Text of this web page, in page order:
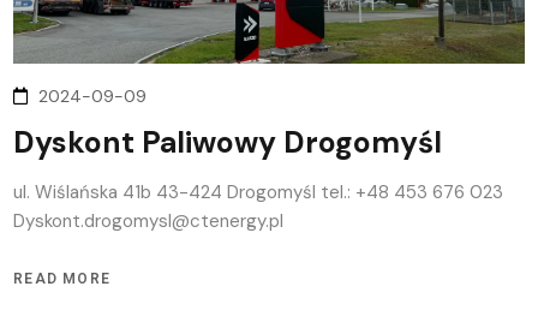
2024-09-09
Dyskont Paliwowy Drogomyśl
ul. Wiślańska 41b 43-424 Drogomyśl tel.: +48 453 676 023
Dyskont.drogomysl@ctenergy.pl
READ MORE